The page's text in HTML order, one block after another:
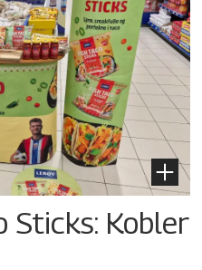
Sticks: Kobler